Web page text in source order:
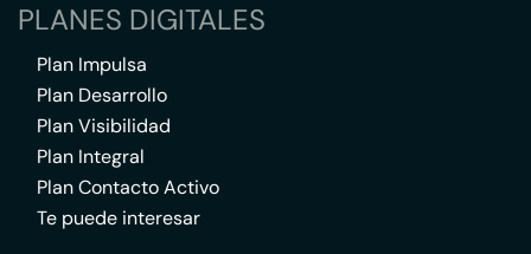
PLANES DIGITALES
Plan Impulsa
Plan Desarrollo
Plan Visibilidad
Plan Integral
Plan Contacto Activo
Te puede interesar